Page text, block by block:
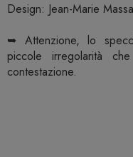
Design: Jean-Marie
➥ Attenzione, lo
piccole irregolarità
contestazione.